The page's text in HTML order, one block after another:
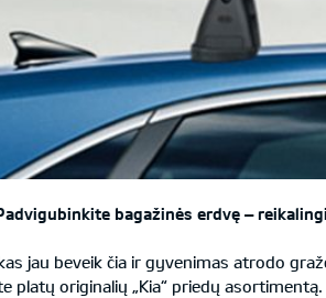
bagažinės erdvę –
jau beveik čia ir gyvenimas atrodo
platų originalių „Kia“ priedų asortimentą.